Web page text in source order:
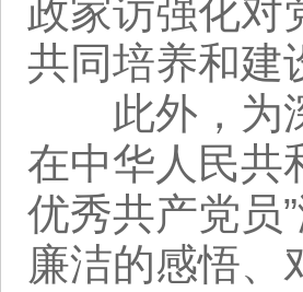
政家访强化对
共同培养和建
此外，为深
在中华人民共
优秀共产党员
廉洁的感悟、